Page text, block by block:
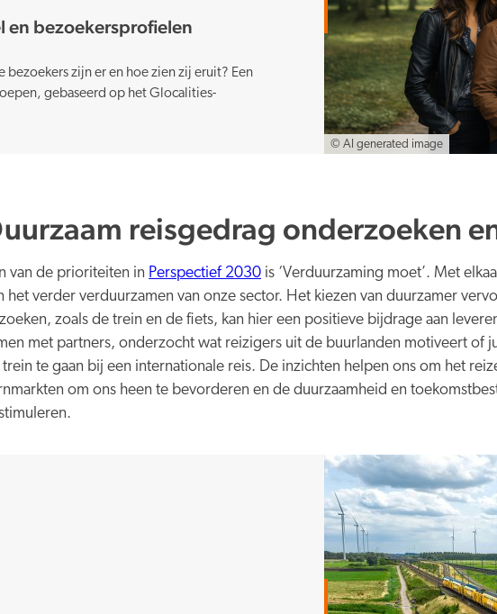
© AI generated image
en bezoekersprofielen
zijn er en hoe zien zij eruit? Een
gebaseerd op het Glocalities-
reisgedrag onderzoeken
van de prioriteiten in Perspectief 2030 is ‘Verduurzaming moet’. Met
het verder verduurzamen van onze sector. Het kiezen van duurzamer
zoals de trein en de fiets, kan hier een positieve bijdrage aan
met partners, onderzocht wat reizigers uit de buurlanden motiveert of
te gaan bij een internationale reis. De inzichten helpen ons om het
om ons heen te bevorderen en de duurzaamheid en